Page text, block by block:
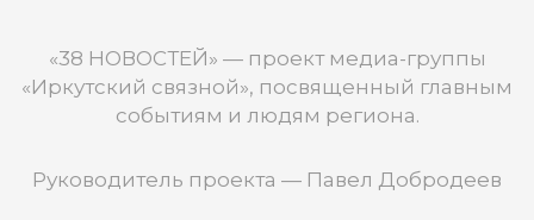
«38 НОВОСТЕЙ» — проект медиа-группы
«Иркутский связной», посвященный главным
событиям и людям региона.
Руководитель проекта — Павел Добродеев